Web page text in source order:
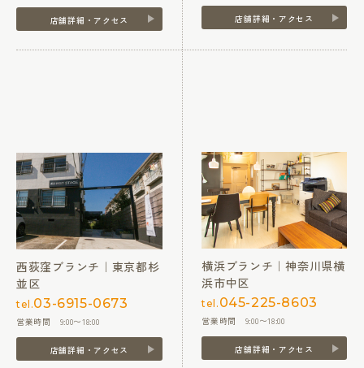
店舗詳細・アクセス 店舗詳細・アクセス
西荻窪ブランチ｜東京都杉
並区
tel.03-6915-0673
営業時間 9:00〜18:00
店舗詳細・アクセス
横浜ブランチ｜神奈川県横
浜市中区
tel. 045-225-8603
営業時間 9:00〜18:00
店舗詳細・アクセス